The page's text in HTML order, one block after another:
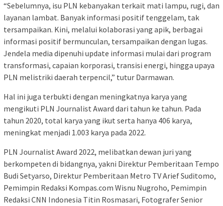
“Sebelumnya, isu PLN kebanyakan terkait mati lampu, rugi, dan
layanan lambat. Banyak informasi positif tenggelam, tak
tersampaikan. Kini, melalui kolaborasi yang apik, berbagai
informasi positif bermunculan, tersampaikan dengan lugas.
Jendela media dipenuhi update informasi mulai dari program
transformasi, capaian korporasi, transisi energi, hingga upaya
PLN melistriki daerah terpencil,” tutur Darmawan.
Hal ini juga terbukti dengan meningkatnya karya yang
mengikuti PLN Journalist Award dari tahun ke tahun. Pada
tahun 2020, total karya yang ikut serta hanya 406 karya,
meningkat menjadi 1.003 karya pada 2022.
PLN Journalist Award 2022, melibatkan dewan juri yang
berkompeten di bidangnya, yakni Direktur Pemberitaan Tempo
Budi Setyarso, Direktur Pemberitaan Metro TV Arief Suditomo,
Pemimpin Redaksi Kompas.com Wisnu Nugroho, Pemimpin
Redaksi CNN Indonesia Titin Rosmasari, Fotografer Senior